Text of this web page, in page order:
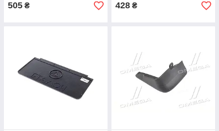
505 ₴ 428 ₴